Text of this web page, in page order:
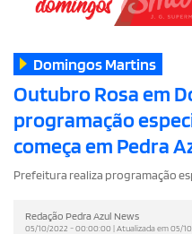
Domingos Martins
Outubro Rosa em
programação
começa em Pedra
Prefeitura realiza programação
Redação Pedra Azul News
05/10/2022 - 00:00:00 | Atualizada em 05/10/